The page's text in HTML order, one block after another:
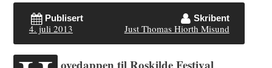
Publisert
4. juli 2013
Skribent
Just Thomas Hiorth Misund
ovedappen til Roskilde Festival